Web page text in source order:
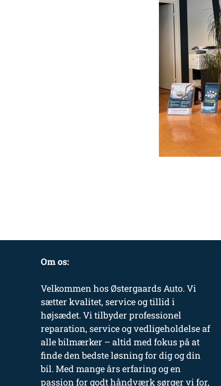
Om os:
Velkommen hos Østergaards Auto. Vi
sætter kvalitet, service og tillid i
højsædet. Vi tilbyder professionel
reparation, service og vedligeholdelse af
alle bilmærker – altid med fokus på at
finde den bedste løsning for dig og din
bil. Med mange års erfaring og en
passion for godt håndværk sørger vi for,